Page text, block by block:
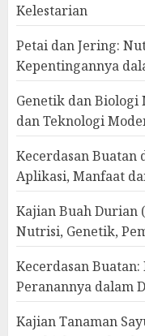
Kelestarian
Petai dan Jering:
Kepentingannya
Genetik dan Biologi
dan Teknologi
Kecerdasan Buatan
Aplikasi, Manfaat
Kajian Buah Durian
Nutrisi, Genetik,
Kecerdasan
Peranannya dalam
Kajian Tanaman